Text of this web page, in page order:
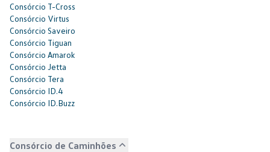
Consórcio T-Cross
Consórcio Virtus
Consórcio Saveiro
Consórcio Tiguan
Consórcio Amarok
Consórcio Jetta
Consórcio Tera
Consórcio ID.4
Consórcio ID.Buzz
Consórcio de Caminhões